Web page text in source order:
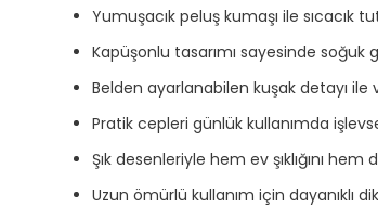
Yumuşacık peluş kumaşı ile sıcacık
Kapüşonlu tasarımı sayesinde
Belden ayarlanabilen kuşak detayı
Pratik cepleri günlük kullanımda
Şık desenleriyle hem ev şıklığını hem
Uzun ömürlü kullanım için dayanıklı